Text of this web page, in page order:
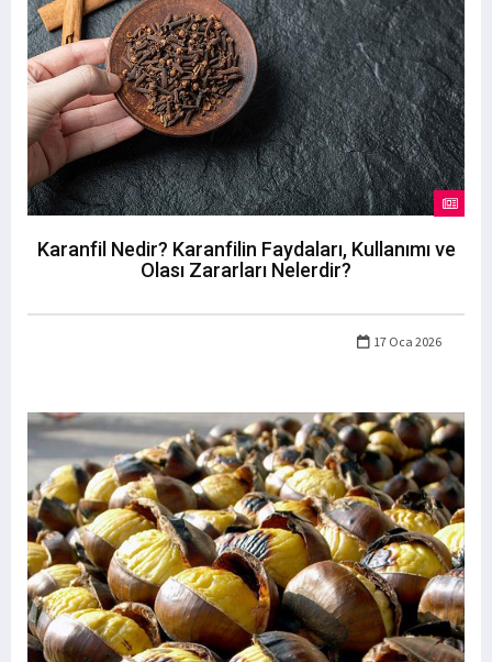
Karanfil Nedir? Karanfilin Faydaları, Kullanımı ve
Olası Zararları Nelerdir?
17 Oca 2026